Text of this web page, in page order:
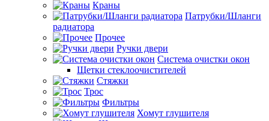
Краны
Патрубки/Шланги
радиатора
Прочее
Ручки двери
Система очистки окон
Щетки стеклоочистителей
Стяжки
Трос
Фильтры
Хомут глушителя